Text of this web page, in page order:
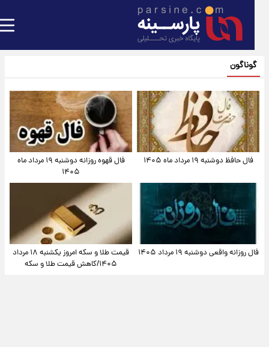
گوناگون
فال حافظ دوشنبه ۱۹ مرداد ماه ۱۴۰۵
فال قهوه روزانه دوشنبه ۱۹ مرداد ماه
۱۴۰۵
فال روزانه واقعی دوشنبه ۱۹ مرداد ۱۴۰۵
قیمت طلا و سکه امروز یکشنبه ۱۸ مرداد
۱۴۰۵/کاهش قیمت طلا و سکه